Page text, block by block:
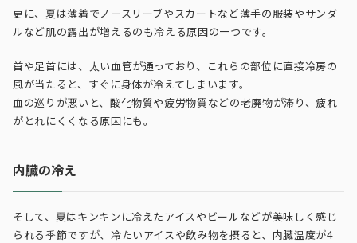
更に、夏は薄着でノースリーブやスカートなど薄手の服装やサンダ
ルなど肌の露出が増えるのも冷える原因の一つです。
首や足首には、太い血管が通っており、これらの部位に直接冷房の
風が当たると、すぐに身体が冷えてしまいます。
血の巡りが悪いと、酸化物質や疲労物質などの老廃物が滞り、疲れ
がとれにくくなる原因にも。
内臓の冷え
そして、夏はキンキンに冷えたアイスやビールなどが美味しく感じ
られる季節ですが、冷たいアイスや飲み物を摂ると、内臓温度が4